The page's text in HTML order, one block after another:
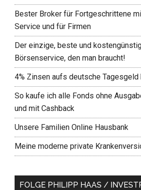
Bester Broker für Fortgeschrittene
Service und für Firmen
Der einzige, beste und
Börsenservice, den man braucht!
4% Zinsen aufs deutsche Tagesgeld
So kaufe ich alle Fonds ohne
und mit Cashback
Unsere Familien Online Hausbank
Meine moderne private
FOLGE PHILIPP HAAS /